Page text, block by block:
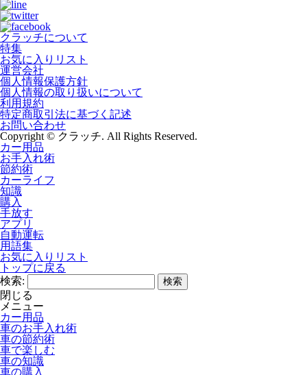
クラッチについて
特集
お気に入りリスト
運営会社
個人情報保護方針
個人情報の取り扱いについて
利用規約
特定商取引法に基づく記述
お問い合わせ
Copyright © クラッチ. All Rights Reserved.
カー用品
お手入れ術
節約術
カーライフ
知識
購入
手放す
アプリ
自動運転
用語集
お気に入りリスト
トップに戻る
検索:
閉じる
メニュー
カー用品
車のお手入れ術
車の節約術
車で楽しむ
車の知識
車の購入